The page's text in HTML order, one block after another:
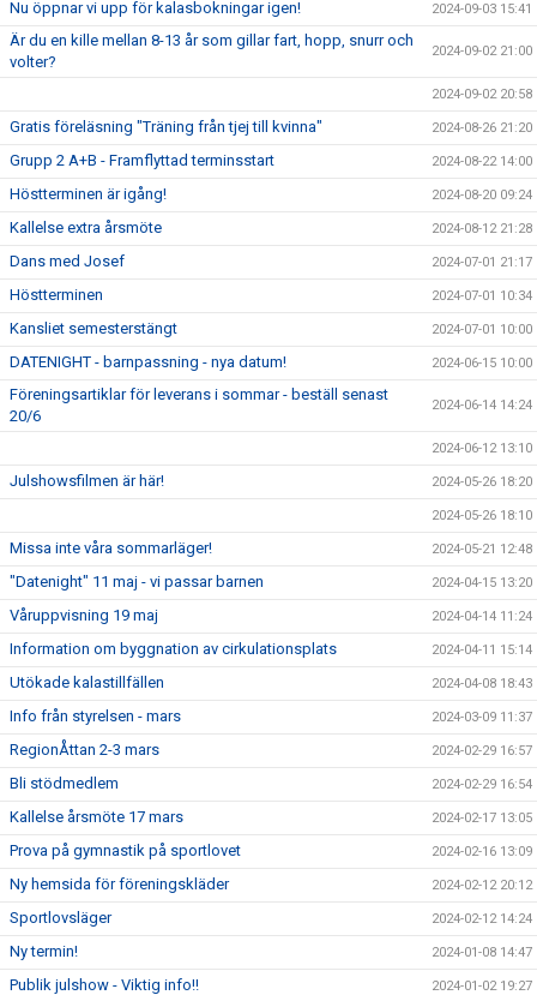
Nu öppnar vi upp för kalasbokningar igen! 2024-09-03 15:41
Är du en kille mellan 8-13 år som gillar fart, hopp, snurr och
volter?
2024-09-02 21:00
2024-09-02 20:58
Gratis föreläsning "Träning från tjej till kvinna" 2024-08-26 21:20
Grupp 2 A+B - Framflyttad terminsstart 2024-08-22 14:00
Höstterminen är igång! 2024-08-20 09:24
Kallelse extra årsmöte 2024-08-12 21:28
Dans med Josef 2024-07-01 21:17
Höstterminen 2024-07-01 10:34
Kansliet semesterstängt 2024-07-01 10:00
DATENIGHT - barnpassning - nya datum! 2024-06-15 10:00
Föreningsartiklar för leverans i sommar - beställ senast
20/6
2024-06-14 14:24
2024-06-12 13:10
Julshowsfilmen är här! 2024-05-26 18:20
2024-05-26 18:10
Missa inte våra sommarläger! 2024-05-21 12:48
"Datenight" 11 maj - vi passar barnen 2024-04-15 13:20
Våruppvisning 19 maj 2024-04-14 11:24
Information om byggnation av cirkulationsplats 2024-04-11 15:14
Utökade kalastillfällen 2024-04-08 18:43
Info från styrelsen - mars 2024-03-09 11:37
RegionÅttan 2-3 mars 2024-02-29 16:57
Bli stödmedlem 2024-02-29 16:54
Kallelse årsmöte 17 mars 2024-02-17 13:05
Prova på gymnastik på sportlovet 2024-02-16 13:09
Ny hemsida för föreningskläder 2024-02-12 20:12
Sportlovsläger 2024-02-12 14:24
Ny termin! 2024-01-08 14:47
Publik julshow - Viktig info!! 2024-01-02 19:27